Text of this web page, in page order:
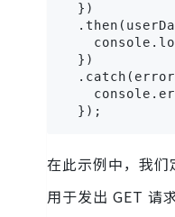
  })
  })
  });
在此示例中，我
用于发出 GET 请